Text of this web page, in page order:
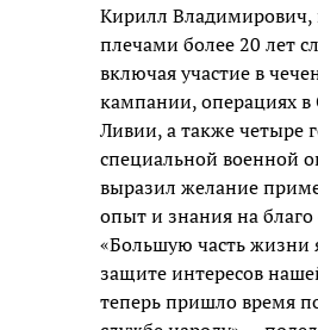
Кирилл Владимирович,
плечами более 20 лет
включая участие в
кампании, операциях
Ливии, а также четыре
специальной военной
выразил желание
опыт и знания на благо
«Большую часть жизни
защите интересов
теперь пришло время